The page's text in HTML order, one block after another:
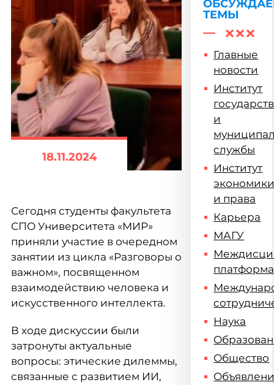
18.11.2024
Сегодня студенты факультета
СПО Университета «МИР»
приняли участие в очередном
занятии из цикла «Разговоры о
важном», посвященном
взаимодействию человека и
искусственного интеллекта.
В ходе дискуссии были
затронуты актуальные
вопросы: этические дилеммы,
связанные с развитием ИИ,
ТЕМЫ
Главные
новости
Институт
и
службы
Институт
и права
Карьера
МАГУ
платформа
Наука
Общество